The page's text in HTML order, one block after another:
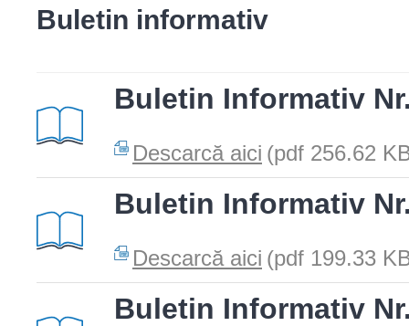
Buletin informativ
Buletin Informativ
Descarcă aici (pdf 256.62
Buletin Informativ
Descarcă aici (pdf 199.33
Buletin Informativ